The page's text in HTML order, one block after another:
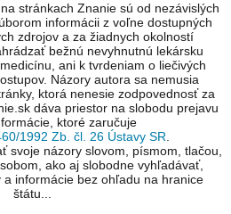
stránkach Znanie sú od nezávislých
informácii z voľne dostupných
zdrojov a za žiadnych okolností
bežnú nevyhnutnú lekársku
ani k tvrdeniam o liečivých
Názory autora sa nemusia
ktorá nenesie zodpovednosť za
dáva priestor na slobodu prejavu
ktoré zaručuje
1992 Zb. čl. 26 Ústavy SR
svoje názory slovom, písmom, tlačou,
ako aj slobodne vyhľadávať,
informácie bez ohľadu na hranice
štátu...